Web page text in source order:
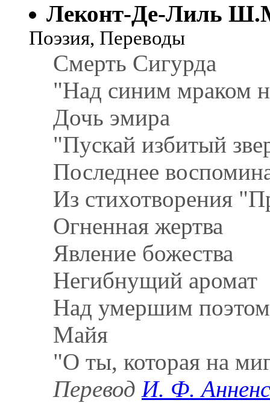
Леконт-Де-Лиль
Поэзия, Переводы
Смерть Сигурда
"Над синим мраком
Дочь эмира
"Пускай избитый
Последнее
Из стихотворения
Огненная жертва
Явление божества
Негибнущий аромат
Над умершим поэтом
Майя
"О ты, которая на
Перевод И. Ф.